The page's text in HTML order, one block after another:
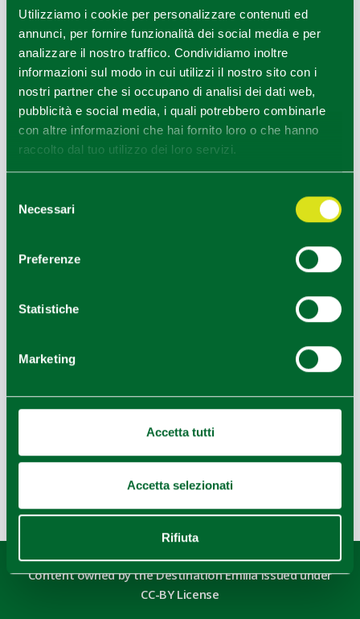
Utilizziamo i cookie per personalizzare contenuti ed
annunci, per fornire funzionalità dei social media e per
analizzare il nostro traffico. Condividiamo inoltre
informazioni sul modo in cui utilizzi il nostro sito con i
nostri partner che si occupano di analisi dei dati web,
pubblicità e social media, i quali potrebbero combinarle
con altre informazioni che hai fornito loro o che hanno
raccolto dal tuo utilizzo dei loro servizi.
delNecessari
Preferenze
Statistiche
Marketing
Accetta tutti
Accetta selezionati
Rifiuta
−
Last update 24/06/2021
Content owned by the Destination Emilia issued under
CC-BY License